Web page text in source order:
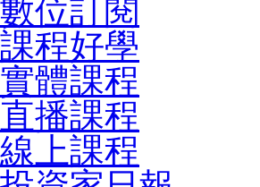
數位訂閱
課程好學
實體課程
直播課程
線上課程